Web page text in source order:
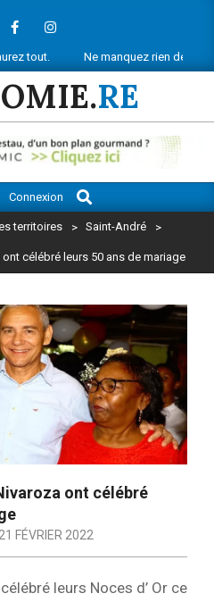
Ne manquez rien de l’actu
RE
Connexion
Search
territoires > Saint-André >
célébré leurs 50 ans de mariage
ont célébré
21 FÉVRIER 2022
leurs Noces d’ Or ce